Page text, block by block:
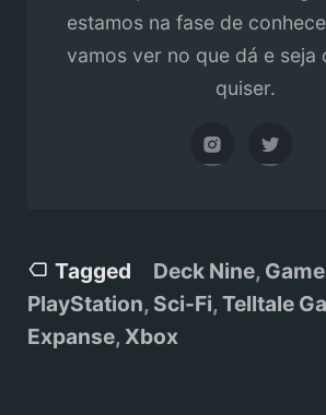
estamos na fase de
vamos ver no que dá e seja
quiser.
Tagged Deck Nine,
PlayStation, Sci-Fi,Telltale
Expanse,Xbox